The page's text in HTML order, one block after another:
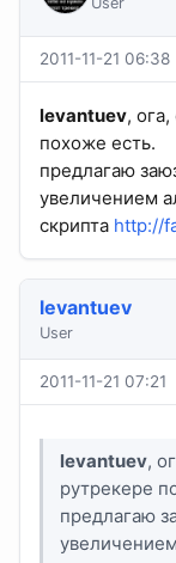
2011-11-21 06:38
levantuev,
похоже есть.
предлагаю
увеличением
скрипта http://
levantuev
User
2011-11-21 07:21
levantuev,
рутрекере
предлагаю